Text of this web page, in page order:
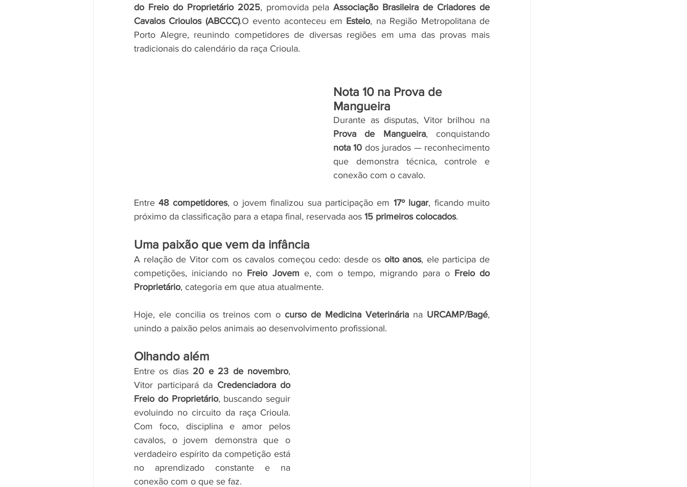
do Freio do Proprietário 2025, promovida pela Associação Brasileira de Criadores de
Cavalos Crioulos (ABCCC).O evento aconteceu em Esteio, na Região Metropolitana de
Porto Alegre, reunindo competidores de diversas regiões em uma das provas mais
tradicionais do calendário da raça Crioula.
Nota 10 na Prova de
Mangueira
Prova de Mangueira
nota 10 dos jurados — reconhecimento
que demonstra técnica, controle e
conexão com o cavalo.
Entre 48 competidores, o jovem finalizou sua participação em 17º lugar, ficando muito
próximo da classificação para a etapa final, reservada aos 15 primeiros colocados.
Uma paixão que vem da infância
A relação de Vitor com os cavalos começou cedo: desde os oito anos, ele participa de
competições, iniciando no Freio Jovem e, com o tempo, migrando para o Freio do
Proprietário, categoria em que atua atualmente.
Hoje, ele concilia os treinos com o curso de Medicina Veterinária na URCAMP/Bagé,
unindo a paixão pelos animais ao desenvolvimento profissional.
Olhando além
Entre os dias 20 e 23 de novembro,
Vitor participará da Credenciadora do
Freio do Proprietário, buscando seguir
evoluindo no circuito da raça Crioula.
Com foco, disciplina e amor pelos
cavalos, o jovem demonstra que o
verdadeiro espírito da competição está
no aprendizado constante e na
conexão com o que se faz.